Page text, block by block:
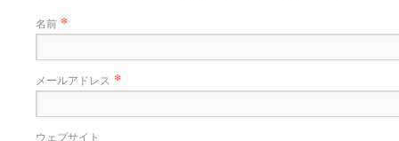
名前 *
メールアドレス *
ウェブサイト